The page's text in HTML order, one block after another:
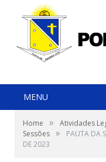
MENU
Home » Atividades
Sessões »
PAUTA DA
DE 2023